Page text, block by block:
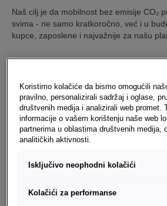
Naš cilj je da mobilnost bez emisije CO₂
svima - ne samo kratkoročno, već i u
kupce, zaposlene i najvažnije za našu
Koristimo kolačiće da bismo omogućili
pravilno, personalizirali sadržaj i oglase,
društvenih medija i analizirali web promet.
informacije o vašem korištenju naše web
partnerima u oblastima društvenih medija,
analitičkih aktivnosti.
Isključivo neophodni kolačići
Kolačići za performanse